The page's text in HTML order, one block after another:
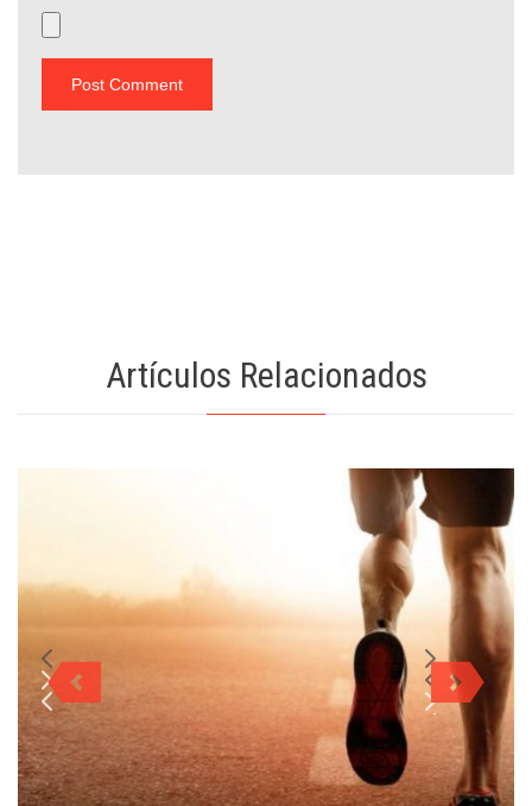
Artículos Relacionados